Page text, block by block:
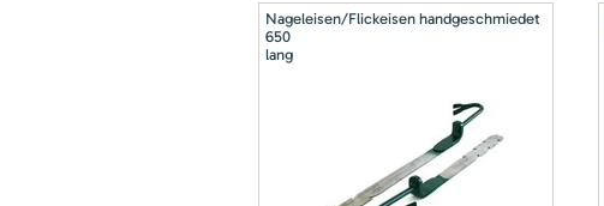
Nageleisen/Flickeisen handgeschmiedet
650
lang